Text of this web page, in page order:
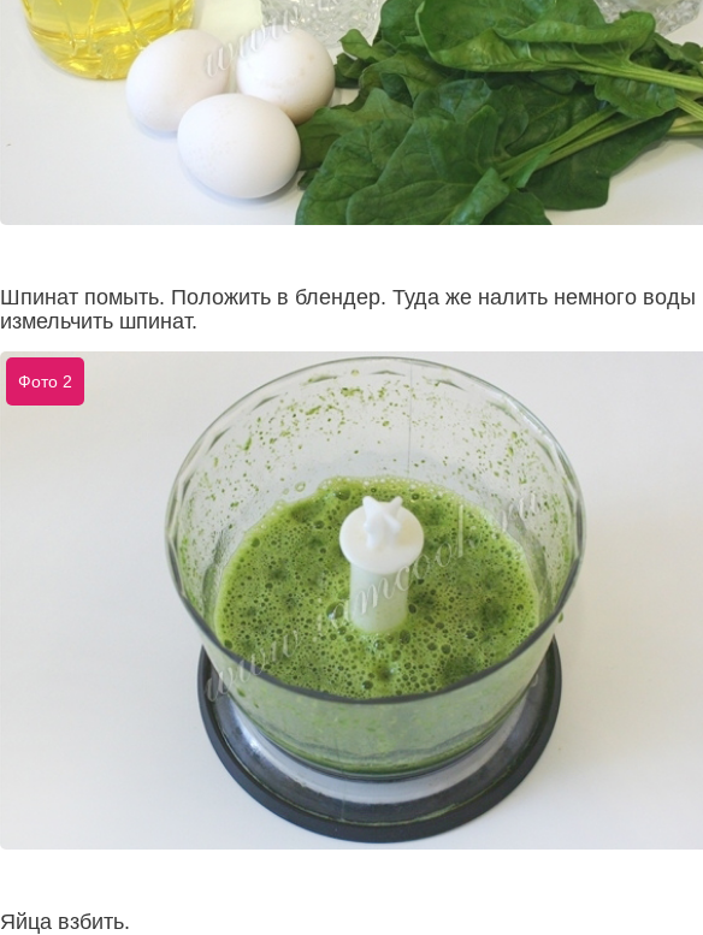
Шпинат помыть. Положить в блендер. Туда же налить немного воды
измельчить шпинат.
Фото 2
Яйца взбить.